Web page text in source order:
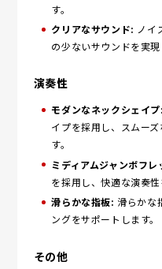
す。
クリアなサウンド: ノイ
の少ないサウンドを実現
演奏性
モダンなネックシェイプ:
イプを採用し、スムー
す。
ミディアムジャンボフレ
を採用し、快適な演奏性
滑らかな指板: 滑らかな
ングをサポートします。
その他